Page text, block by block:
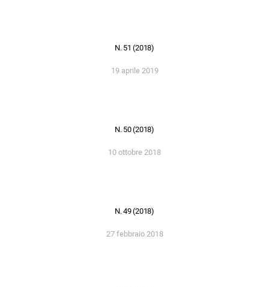
N. 51 (2018)
19 aprile 2019
N. 50 (2018)
10 ottobre 2018
N. 49 (2018)
27 febbraio 2018